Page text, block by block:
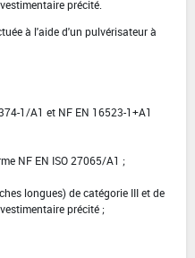
précité.
à l'aide d'un pulvérisateur à
1/A1 et NF EN 16523-1+A1
NF EN ISO 27065/A1 ;
longues) de catégorie III et de
précité ;